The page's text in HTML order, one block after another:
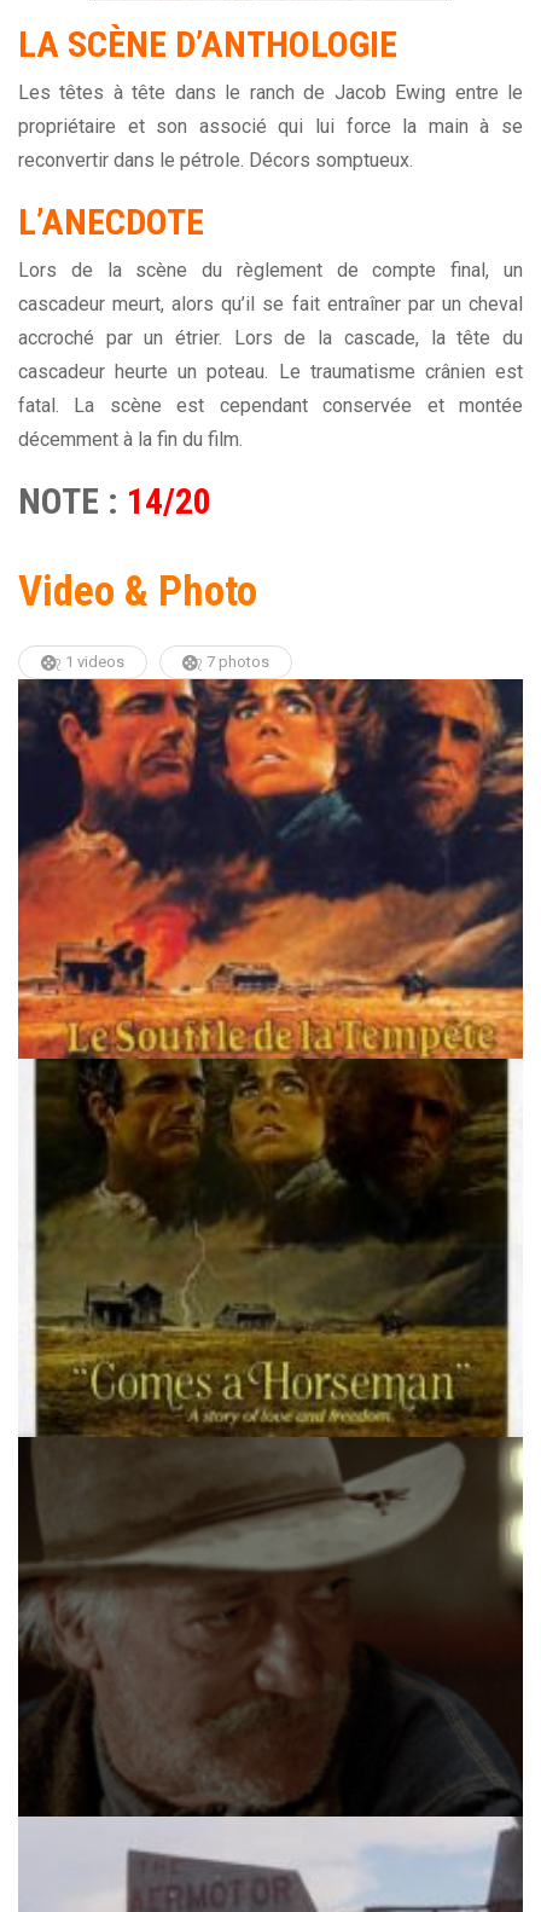
LA SCÈNE D’ANTHOLOGIE
Les têtes à tête dans le ranch de Jacob Ewing entre le
propriétaire et son associé qui lui force la main à se
reconvertir dans le pétrole. Décors somptueux.
L’ANECDOTE
Lors de la scène du règlement de compte final, un
cascadeur meurt, alors qu’il se fait entraîner par un cheval
accroché par un étrier. Lors de la cascade, la tête du
cascadeur heurte un poteau. Le traumatisme crânien est
fatal. La scène est cependant conservée et montée
décemment à la fin du film.
NOTE : 14/20
Video & Photo
1 videos 7 photos